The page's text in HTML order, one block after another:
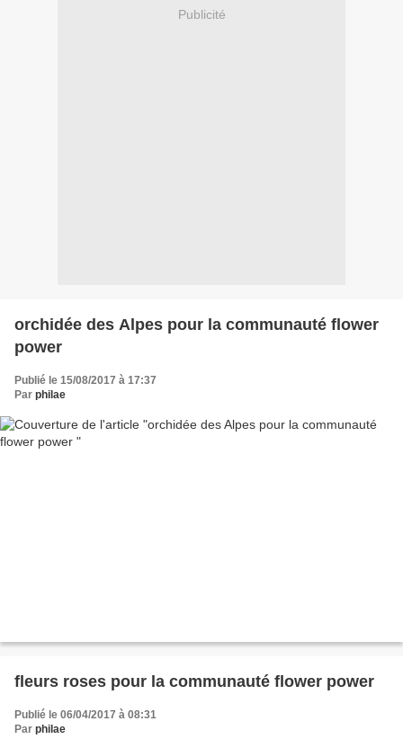
Publicité
orchidée des Alpes pour la communauté flower
power
Publié le 15/08/2017 à 17:37
Par philae
fleurs roses pour la communauté flower power
Publié le 06/04/2017 à 08:31
Par philae